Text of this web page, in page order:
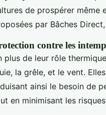
de prospérer même
par Bâches
contre les
plus de leur rôle
la grêle, et le vent.
ainsi le besoin de
en minimisant les